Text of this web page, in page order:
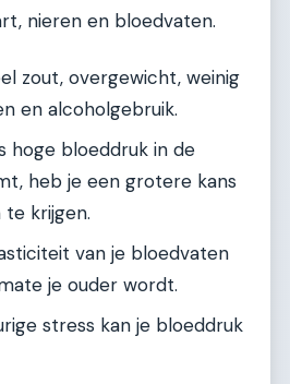
nieren en bloedvaten.
zout, overgewicht, weinig
en alcoholgebruik.
hoge bloeddruk in de
heb je een grotere kans
krijgen.
van je bloedvaten
je ouder wordt.
stress kan je bloeddruk